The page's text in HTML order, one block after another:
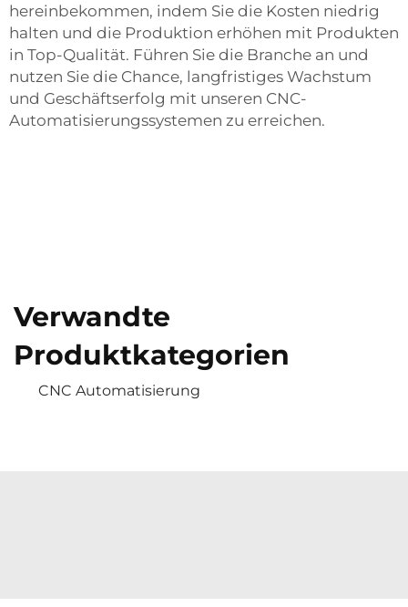
hereinbekommen, indem Sie die Kosten niedrig
halten und die Produktion erhöhen mit Produkten
in Top-Qualität. Führen Sie die Branche an und
nutzen Sie die Chance, langfristiges Wachstum
und Geschäftserfolg mit unseren CNC-
Automatisierungssystemen zu erreichen.
Verwandte
Produktkategorien
CNC Automatisierung